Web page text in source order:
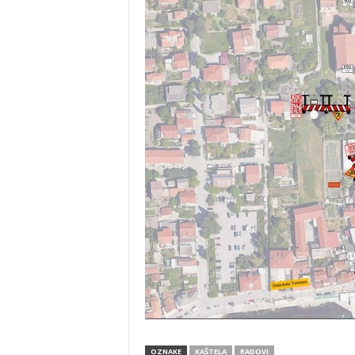
OZNAKE KAŠTELA RADOVI